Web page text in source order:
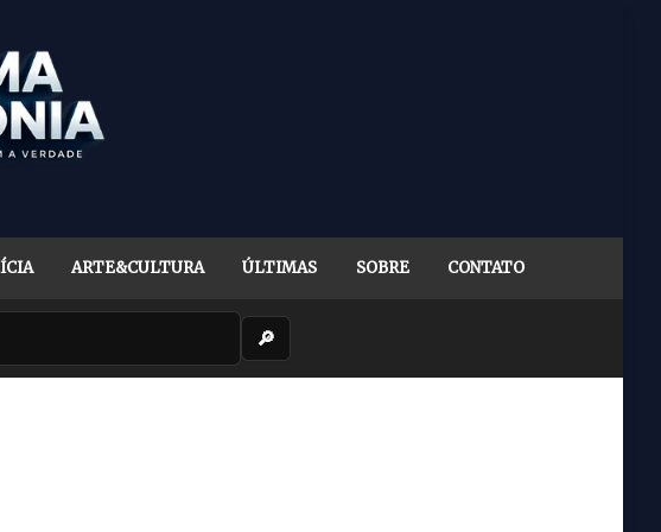
ARTE&CULTURA ÚLTIMAS SOBRE CONTATO
🔎